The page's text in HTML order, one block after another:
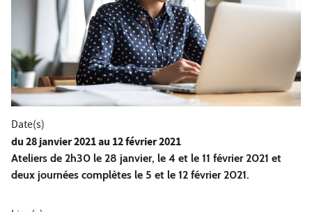
Date(s)
du28 janvier 2021au 12 février 2021
Ateliers de 2h30 le 28 janvier, le 4 et le 11 février 2021 et
deux journées complètes le 5 et le 12 février 2021.